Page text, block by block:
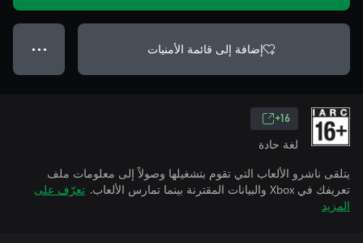
إضافة إلى قائمة الأمنيات ● ● ●
16+
لغة حادة
يتلقى ناشرو الألعاب التي تقوم بتشغيلها وصولاً إلى معلومات ملف
تعريفك في Xbox والبيانات المقترنة بينما تمارس الألعاب.
تعرّف على
المزيد